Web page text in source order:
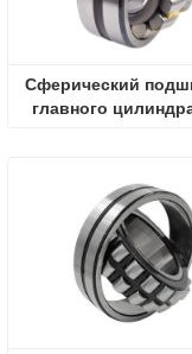
Сферический
главного